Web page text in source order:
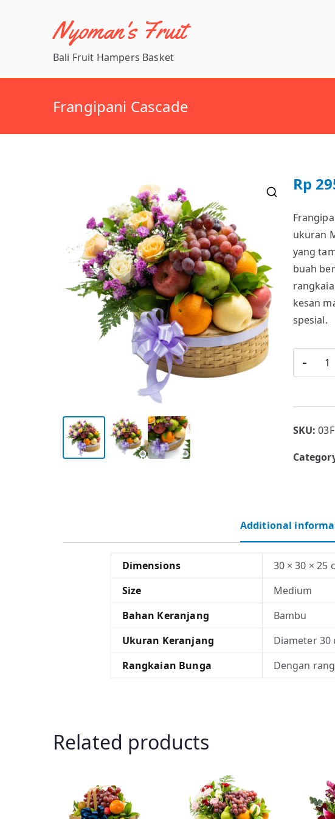
Nyoman's Fruit
Bali Fruit Hampers Basket
Frangipani Cascade
Rp
ukuran
yang
buah
kesan
spesial.
-
Cascade
SKU:
Additional
Dimensions
30 × 30 × 25
Size
Medium
Bahan Keranjang
Bambu
Ukuran Keranjang
Diameter 30
Rangkaian Bunga
Dengan
Related products